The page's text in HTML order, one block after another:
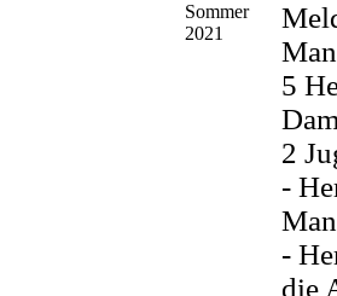
Sommer
2021
5
2
-
-
die